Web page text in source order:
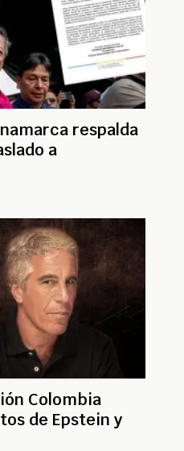
respalda
a
Colombia
de Epstein y